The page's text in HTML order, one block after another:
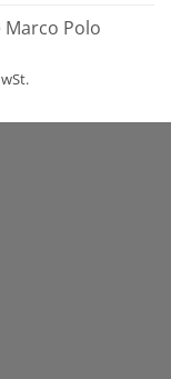
Marco Polo